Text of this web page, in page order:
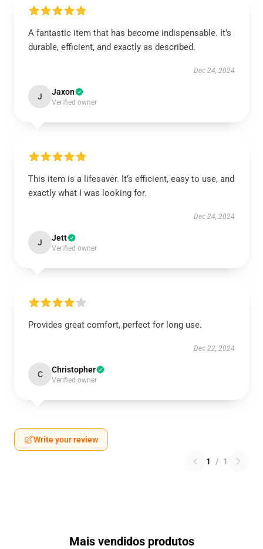
A fantastic item that has become indispensable. It’s
durable, efficient, and exactly as described.
Dec 24, 2024
J Jaxon
Verified owner
This item is a lifesaver. It’s efficient, easy to use, and
exactly what I was looking for.
Dec 24, 2024
J Jett
Verified owner
Provides great comfort, perfect for long use.
Dec 22, 2024
C Christopher
Verified owner
Write your review
1 / 1
Mais vendidos produtos